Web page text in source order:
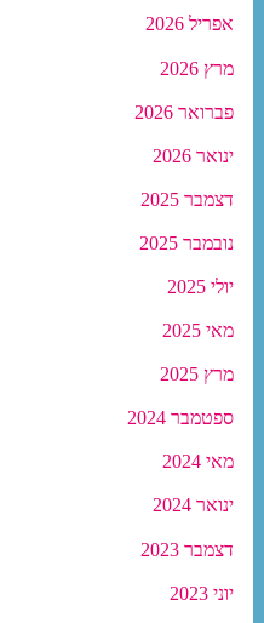
אפריל 2026
מרץ 2026
פברואר 2026
ינואר 2026
דצמבר 2025
נובמבר 2025
יולי 2025
מאי 2025
מרץ 2025
ספטמבר 2024
מאי 2024
ינואר 2024
דצמבר 2023
יוני 2023